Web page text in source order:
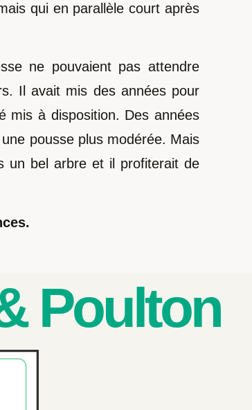
qui en parallèle court après
ne pouvaient pas attendre
Il avait mis des années pour
mis à disposition. Des années
pousse plus modérée. Mais
un bel arbre et il profiterait de
Poulton